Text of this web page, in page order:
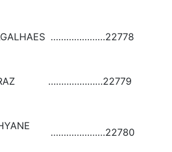
…………………22778
…………………22779
…………………22780